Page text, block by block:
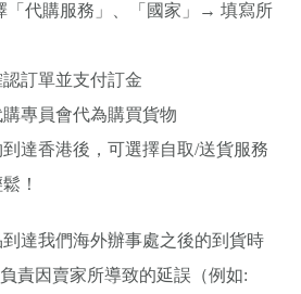
「代購服務」、「國家」→ 填寫所
訂單並支付訂金
專員會代為購買貨物
達香港後，可選擇自取/送貨服務
！
達我們海外辦事處之後的到貨時
責因賣家所導致的延誤（例如: